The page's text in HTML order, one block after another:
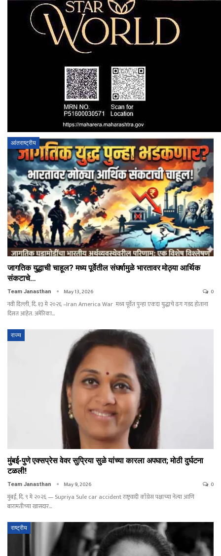
आंतराष्ट्रीय
जागतिक युद्धाची चाहूल? मध्य पूर्वेतील संघर्षामुळे भारतावर मोठ्या आर्थिक
संकटाचे…
Team Janasthan May 13, 2026 0
नवी दिल्ली, दि. १३ मे २०२६ –Iran America War मध्य पूर्वेत पुन्हा एकदा युद्धाचे ढग गडद होताना
दिसत आहेत. अमेरिका…
राज्य
मुंबई-पुणे एक्सप्रेस वेवर सुप्रिया सुळे यांच्या कारला अपघात; मोठी दुर्घटना
टळली!
Team Janasthan May 9, 2026 0
मुंबई, दि. ९ मे २०२६ — Supriya Sule car accident राष्ट्रवादी काँग्रेस पक्षाच्या नेत्या आणि
बारामतीच्या खासदार…
राष्ट्रीय